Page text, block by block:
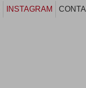
INSTAGRAM